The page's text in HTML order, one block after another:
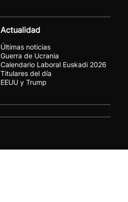
Actualidad
Últimas noticias
Guerra de Ucrania
Calendario Laboral Euskadi 2026
Titulares del día
EEUU y Trump